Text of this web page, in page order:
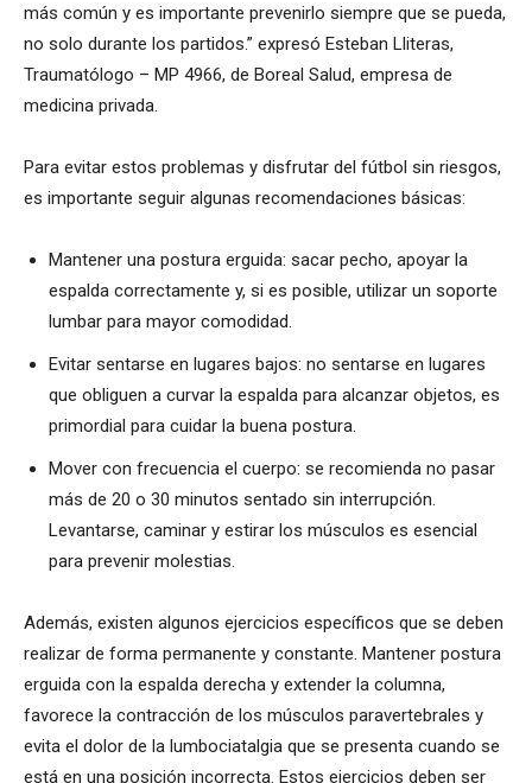
más común y es importante prevenirlo siempre que se pueda,
no solo durante los partidos.” expresó Esteban Lliteras,
Traumatólogo – MP 4966, de Boreal Salud, empresa de
medicina privada.
Para evitar estos problemas y disfrutar del fútbol sin riesgos,
es importante seguir algunas recomendaciones básicas:
Mantener una postura erguida: sacar pecho, apoyar la
espalda correctamente y, si es posible, utilizar un soporte
lumbar para mayor comodidad.
Evitar sentarse en lugares bajos: no sentarse en lugares
que obliguen a curvar la espalda para alcanzar objetos, es
primordial para cuidar la buena postura.
Mover con frecuencia el cuerpo: se recomienda no pasar
más de 20 o 30 minutos sentado sin interrupción.
Levantarse, caminar y estirar los músculos es esencial
para prevenir molestias.
Además, existen algunos ejercicios específicos que se deben
realizar de forma permanente y constante. Mantener postura
erguida con la espalda derecha y extender la columna,
favorece la contracción de los músculos paravertebrales y
evita el dolor de la lumbociatalgia que se presenta cuando se
está en una posición incorrecta. Estos ejercicios deben ser